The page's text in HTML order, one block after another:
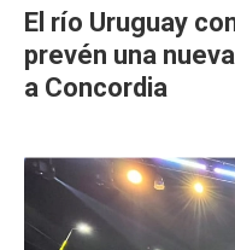
El río Uruguay
prevén una
a Concordia